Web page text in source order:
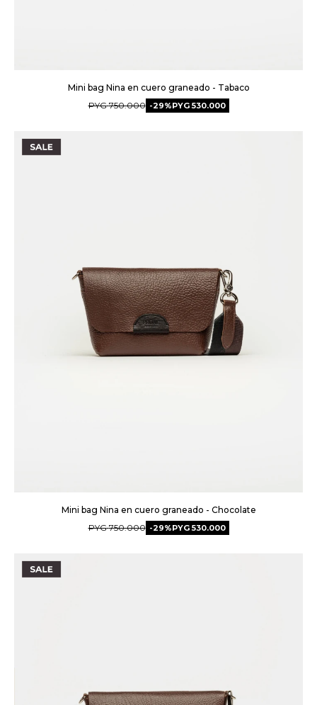
Mini bag Nina en cuero graneado - Tabaco
PYG 750.000 29 PYG 530.000
Mini bag Nina en cuero graneado - Chocolate
PYG 750.000 29 PYG 530.000